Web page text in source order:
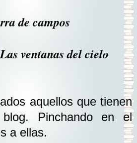
de campos
Las ventanas del cielo
aquellos que tienen
Pinchando en el
a ellas.